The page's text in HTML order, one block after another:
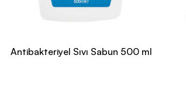
Antibakteriyel Sıvı Sabun 500 ml